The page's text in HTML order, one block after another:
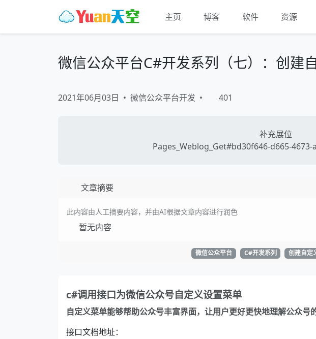
主页 博客 软件 资源
微信公众平台C#开发系列（七）：创建
2021年06月03日 • 微信公众平台开发 • 401
补充展位
Pages_Weblog_Get#bd30f646-d665-
文章摘要
此内容由人工摘要内容，并由AI根据文章内容进行润色
暂无内容
微信公众平台 C#开发系列 创建自定
c#调用接口为微信公众号自定义设置菜单
自定义菜单能够帮助公众号丰富界面，让用户更好更快地理解公众号
接口文档地址：